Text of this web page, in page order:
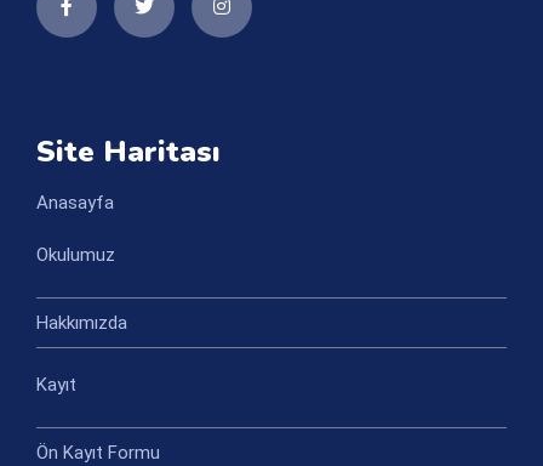
Site Haritası
Anasayfa
Okulumuz
Hakkımızda
Kayıt
Ön Kayıt Formu